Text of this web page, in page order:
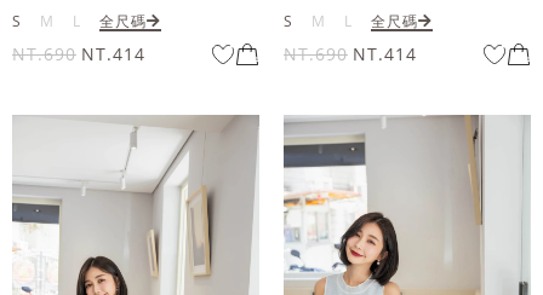
S M L 全尺碼
NT.690 NT.414
S M L 全尺碼
NT.690 NT.414